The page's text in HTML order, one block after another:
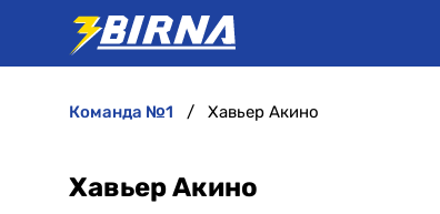
команда №1 Хавьер Акино
Хавьер Акино